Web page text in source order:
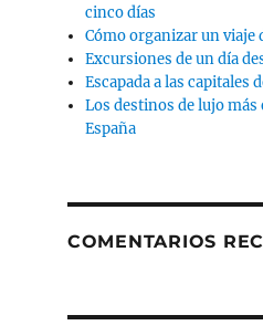
cinco días
Cómo organizar un viaje
Excursiones de un día
Escapada a las capitales
Los destinos de lujo más
España
COMENTARIOS